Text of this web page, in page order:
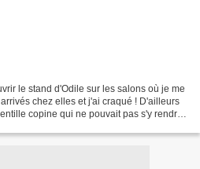
le stand d'Odile sur les salons où je me
chez elles et j'ai craqué ! D'ailleurs
copine qui ne pouvait pas s'y rendre,